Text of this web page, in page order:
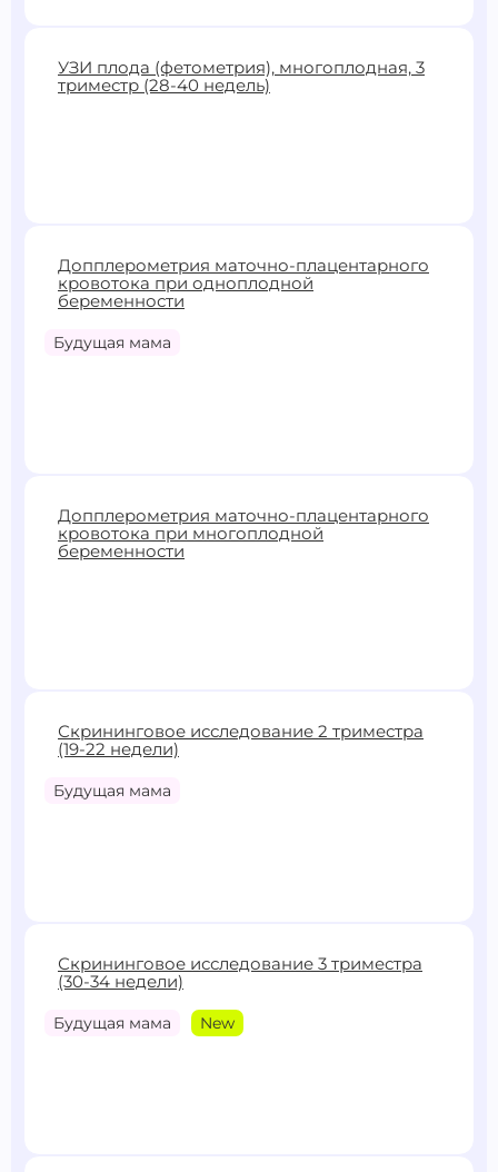
2900 ₽
Записаться
УЗИ плода (фетометрия), многоплодная, 3
триместр (28-40 недель)
3900 ₽
Записаться
Допплерометрия маточно-плацентарного
кровотока при одноплодной
беременности
Будущая мама
1800 ₽
Записаться
Допплерометрия маточно-плацентарного
кровотока при многоплодной
беременности
2400 ₽
Записаться
Скрининговое исследование 2 триместра
(19-22 недели)
Будущая мама
4000 ₽
Записаться
Скрининговое исследование 3 триместра
(30-34 недели)
Будущая мама New